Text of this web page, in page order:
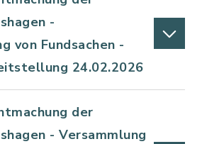
-
von Fundsachen -
24.02.2026
der
- Versammlung